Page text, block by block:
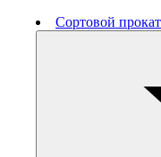
Сортовой прокат